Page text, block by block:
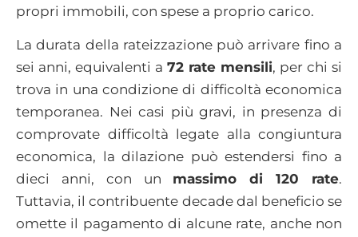
propri immobili, con spese a proprio carico.
La durata della rateizzazione può arrivare fino a
sei anni, equivalenti a 72 rate mensili, per chi si
trova in una condizione di difficoltà economica
temporanea. Nei casi più gravi, in presenza di
comprovate difficoltà legate alla congiuntura
economica, la dilazione può estendersi fino a
dieci anni, con un massimo di 120 rate.
Tuttavia, il contribuente decade dal beneficio se
omette il pagamento di alcune rate, anche non